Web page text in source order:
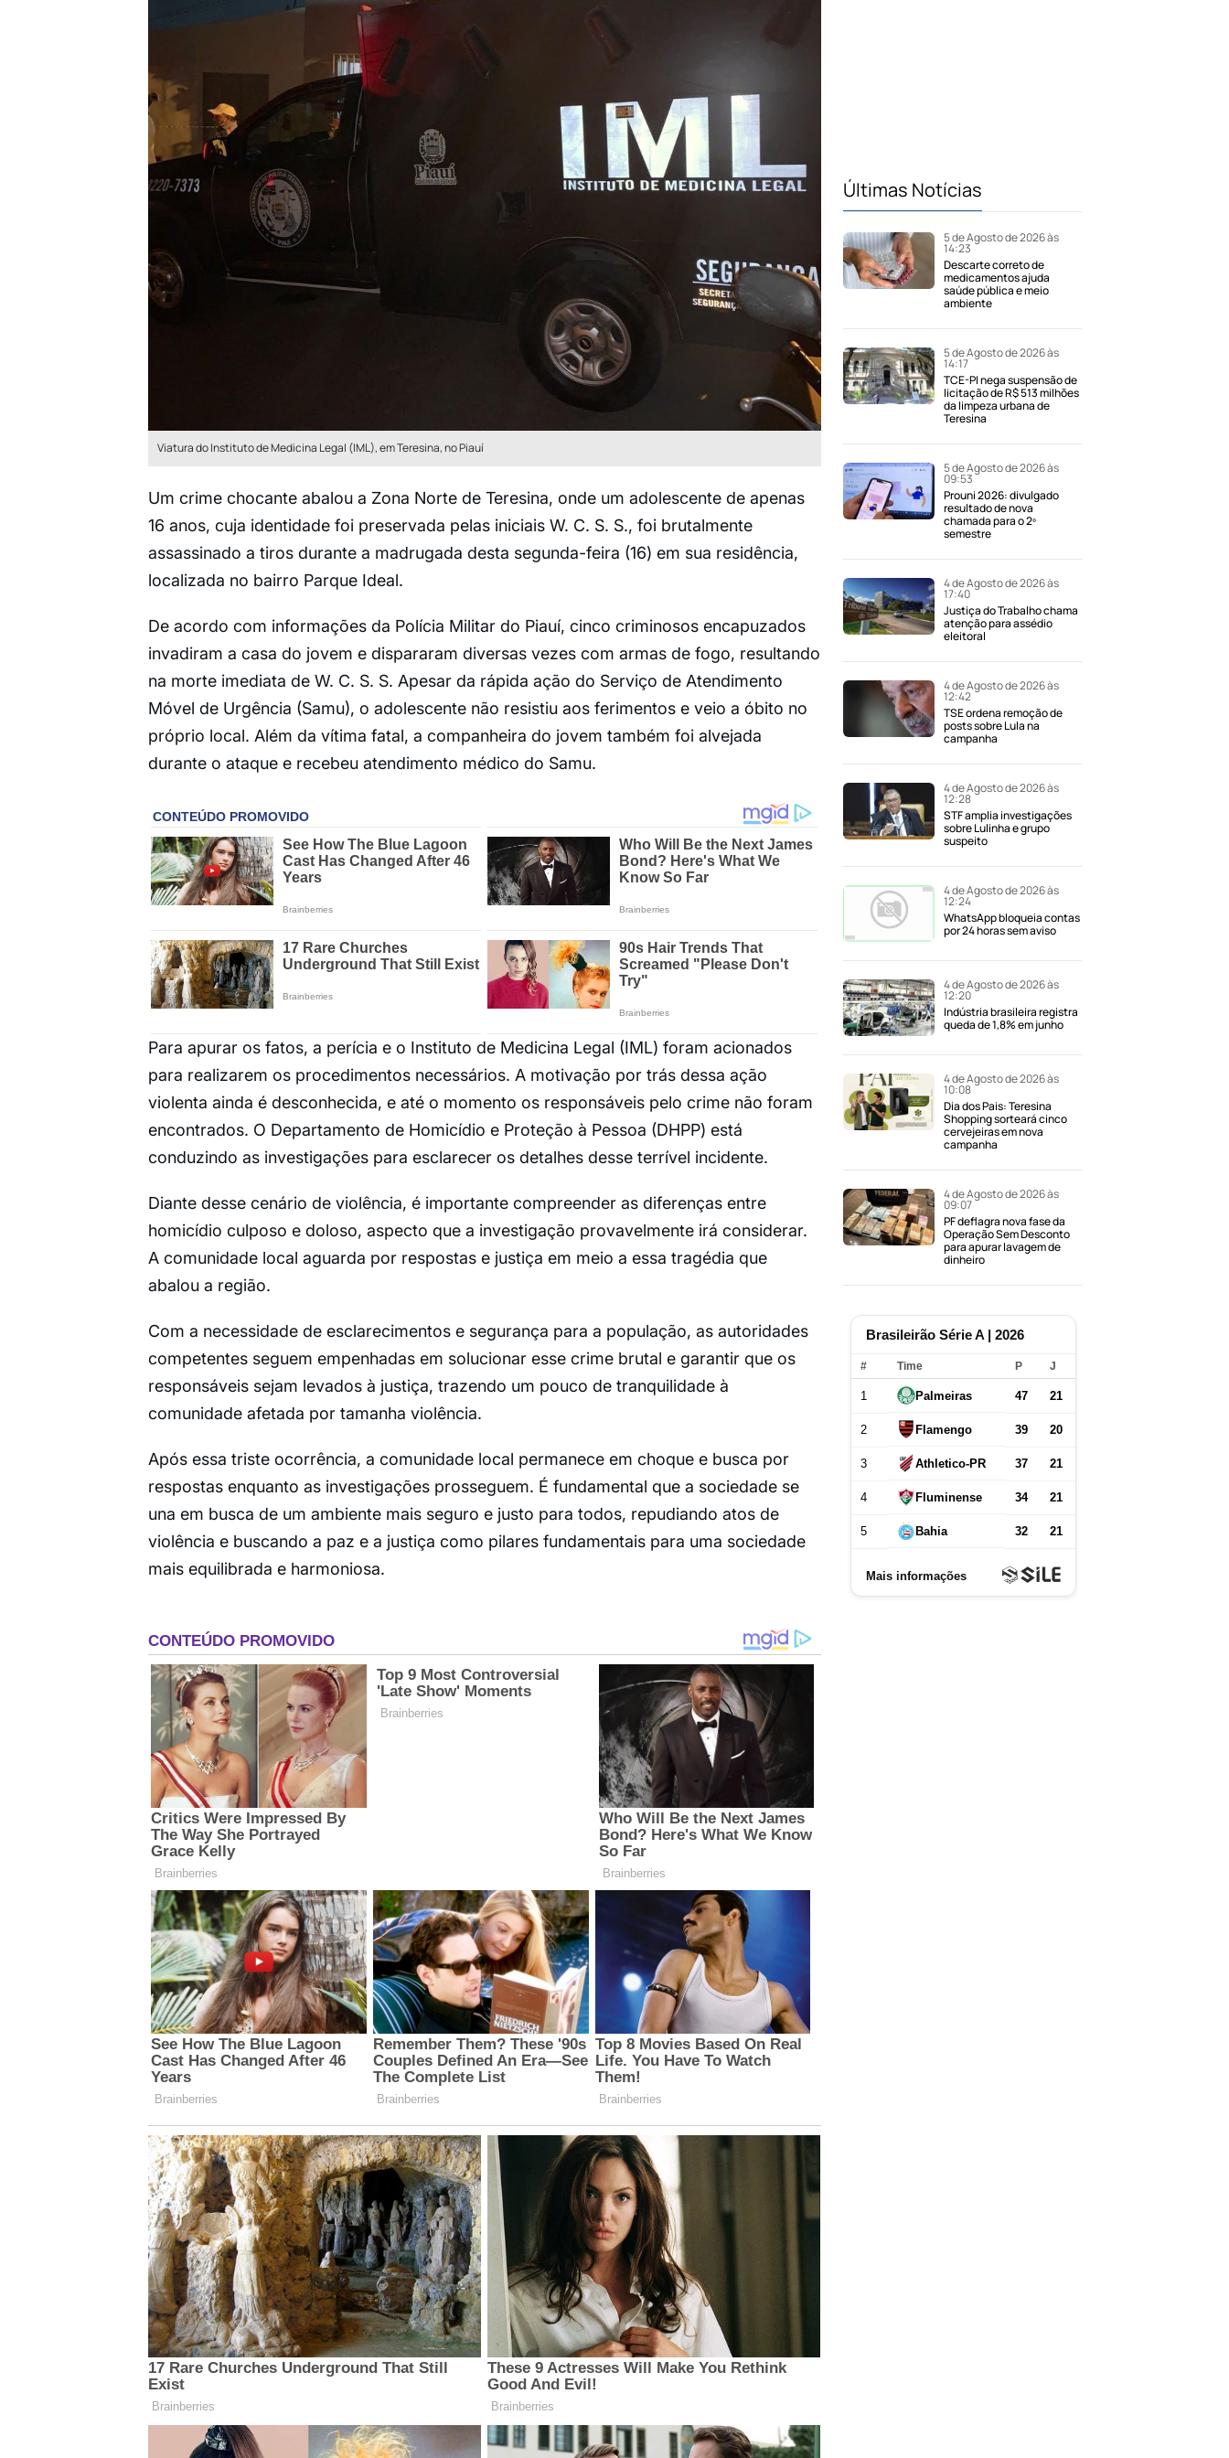
Viatura do Instituto de Medicina Legal (IML), em Teresina, no Piauí
Um crime chocante abalou a Zona Norte de Teresina, onde um adolescente de apenas
16 anos, cuja identidade foi preservada pelas iniciais W. C. S. S., foi brutalmente
assassinado a tiros durante a madrugada desta segunda-feira (16) em sua residência,
localizada no bairro Parque Ideal.
De acordo com informações da Polícia Militar do Piauí, cinco criminosos encapuzados
invadiram a casa do jovem e dispararam diversas vezes com armas de fogo, resultando
na morte imediata de W. C. S. S. Apesar da rápida ação do Serviço de Atendimento
Móvel de Urgência (Samu), o adolescente não resistiu aos ferimentos e veio a óbito no
próprio local. Além da vítima fatal, a companheira do jovem também foi alvejada
durante o ataque e recebeu atendimento médico do Samu.
Para apurar os fatos, a perícia e o Instituto de Medicina Legal (IML) foram acionados
para realizarem os procedimentos necessários. A motivação por trás dessa ação
violenta ainda é desconhecida, e até o momento os responsáveis pelo crime não foram
encontrados. O Departamento de Homicídio e Proteção à Pessoa (DHPP) está
conduzindo as investigações para esclarecer os detalhes desse terrível incidente.
Diante desse cenário de violência, é importante compreender as diferenças entre
homicídio culposo e doloso, aspecto que a investigação provavelmente irá considerar.
A comunidade local aguarda por respostas e justiça em meio a essa tragédia que
abalou a região.
Com a necessidade de esclarecimentos e segurança para a população, as autoridades
competentes seguem empenhadas em solucionar esse crime brutal e garantir que os
responsáveis sejam levados à justiça, trazendo um pouco de tranquilidade à
comunidade afetada por tamanha violência.
Após essa triste ocorrência, a comunidade local permanece em choque e busca por
respostas enquanto as investigações prosseguem. É fundamental que a sociedade se
una em busca de um ambiente mais seguro e justo para todos, repudiando atos de
violência e buscando a paz e a justiça como pilares fundamentais para uma sociedade
mais equilibrada e harmoniosa.
Últimas Notícias
5 de Agosto de 2026 às
14:23
Descarte correto de
medicamentos ajuda
saúde pública e meio
ambiente
5 de Agosto de 2026 às
14:17
TCE-PI nega suspensão de
licitação de R$ 513 milhões
da limpeza urbana de
Teresina
5 de Agosto de 2026 às
09:53
Prouni 2026: divulgado
resultado de nova
chamada para o 2º
semestre
4 de Agosto de 2026 às
17:40
Justiça do Trabalho chama
atenção para assédio
eleitoral
4 de Agosto de 2026 às
12:42
TSE ordena remoção de
posts sobre Lula na
campanha
4 de Agosto de 2026 às
12:28
STF amplia investigações
sobre Lulinha e grupo
suspeito
4 de Agosto de 2026 às
12:24
WhatsApp bloqueia contas
por 24 horas sem aviso
4 de Agosto de 2026 às
12:20
Indústria brasileira registra
queda de 1,8% em junho
4 de Agosto de 2026 às
10:08
Dia dos Pais: Teresina
Shopping sorteará cinco
cervejeiras em nova
campanha
4 de Agosto de 2026 às
09:07
PF deflagra nova fase da
Operação Sem Desconto
para apurar lavagem de
dinheiro